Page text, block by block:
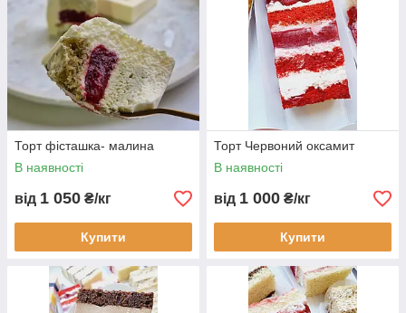
Торт фісташка- малина
В наявності
від 1 050 ₴/кг
Купити
Торт Червоний оксамит
В наявності
від 1 000 ₴/кг
Купити